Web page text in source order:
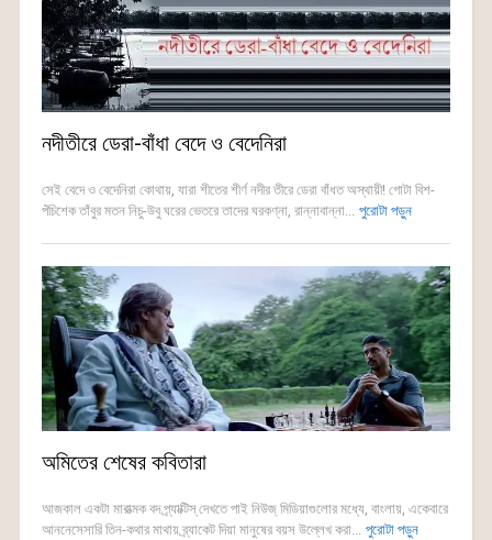
নদীতীরে ডেরা-বাঁধা বেদে ও বেদেনিরা
সেই বেদে ও বেদেনিরা কোথায়, যারা শীতের শীর্ণ নদীর তীরে ডেরা বাঁধত অস্থায়ী! গোটা বিশ-
পঁচিশেক তাঁবুর মতন নিচু-উবু ঘরের ভেতরে তাদের ঘরকণ্না, রান্নাবান্না... পুরোটা পড়ুন
অমিতের শেষের কবিতারা
আজকাল একটা মারাত্মক বদ প্র্যাক্টিস্ দেখতে পাই নিউজ্ মিডিয়াগুলোর মধ্যে, বাংলায়, একেবারে
আননেসেসারি তিন-কথার মাথায় ব্র্যাকেট দিয়া মানুষের বয়স উল্লেখ করা... পুরোটা পড়ুন